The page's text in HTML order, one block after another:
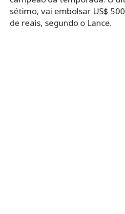
sétimo, vai embolsar US$
de reais, segundo o Lance.